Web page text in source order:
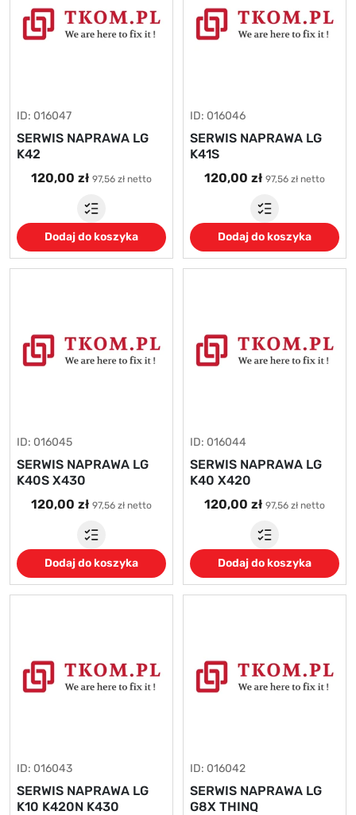
ID: 016047
SERWIS NAPRAWA LG
K42
120,00 zł 97,56 zł netto
Dodaj do koszyka
ID: 016046
SERWIS NAPRAWA LG
K41S
120,00 zł 97,56 zł netto
Dodaj do koszyka
ID: 016045
SERWIS NAPRAWA LG
K40S X430
120,00 zł 97,56 zł netto
Dodaj do koszyka
ID: 016044
SERWIS NAPRAWA LG
K40 X420
120,00 zł 97,56 zł netto
Dodaj do koszyka
ID: 016043
SERWIS NAPRAWA LG
K10 K420N K430
ID: 016042
SERWIS NAPRAWA LG
G8X THINQ